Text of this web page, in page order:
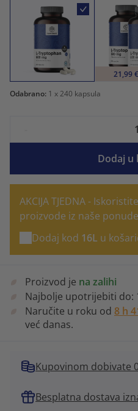
21,99
Odabrano: 1 x 240 kapsula
Dodaj u
AKCIJA TJEDNA -
proizvode iz naše
Dodaj kod 16L u
Proizvod je na zalihi
Najbolje upotrijebiti do:
Naručite u roku od 8 h
već danas.
Kupovinom dobivate
Besplatna dostava